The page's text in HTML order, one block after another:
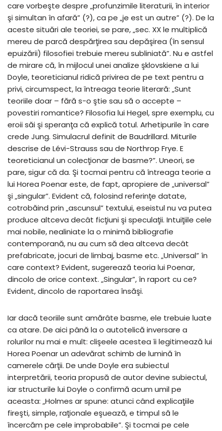
care vorbeşte despre „profunzimile literaturii, în interior
şi simultan în afară” (?), ca pe „je est un autre” (?). De la
aceste situări ale teoriei, se pare, „sec. XX le multiplică
mereu de parcă despărţirea sau depăşirea (în sensul
epuizării) filosofiei trebuie mereu subliniată”. Nu e astfel
de mirare că, în mijlocul unei analize şklovskiene a lui
Doyle, teoreticianul ridică privirea de pe text pentru a
privi, circumspect, la întreaga teorie literară: „Sunt
teoriile doar – fără s-o ştie sau să o accepte –
povestiri romantice? Filosofia lui Hegel, spre exemplu, cu
eroii săi şi speranţa că explică totul. Arhetipurile în care
crede Jung. Simulacrul definit de Baudrillard. Miturile
descrise de Lévi-Strauss sau de Northrop Frye. E
teoreticianul un colecţionar de basme?”. Uneori, se
pare, sigur că da. Şi tocmai pentru că întreaga teorie a
lui Horea Poenar este, de fapt, apropiere de „universal”
şi „singular”. Evident că, folosind referinţe datate,
cotrobăind prin „ascunsul” textului, eseistul nu va putea
produce altceva decât ficţiuni şi speculaţii. Intuiţiile cele
mai nobile, nealiniate la o minimă bibliografie
contemporană, nu au cum să dea altceva decât
prefabricate, jocuri de limbaj, basme etc. „Universal” în
care context? Evident, sugerează teoria lui Poenar,
dincolo de orice context. „Singular”, în raport cu ce?
Evident, dincolo de raportarea însăşi.
Iar dacă teoriile sunt amărâte basme, ele trebuie luate
ca atare. De aici până la o autotelică inversare a
rolurilor nu mai e mult: clişeele acestea îi legitimează lui
Horea Poenar un adevărat schimb de lumină în
camerele cărţii. De unde Doyle era subiectul
interpretării, teoria propusă de autor devine subiectul,
iar structurile lui Doyle o confirmă acum umil pe
aceasta: „Holmes ar spune: atunci când explicaţiile
fireşti, simple, raţionale eşuează, e timpul să le
încercăm pe cele improbabile”. Şi tocmai pe cele